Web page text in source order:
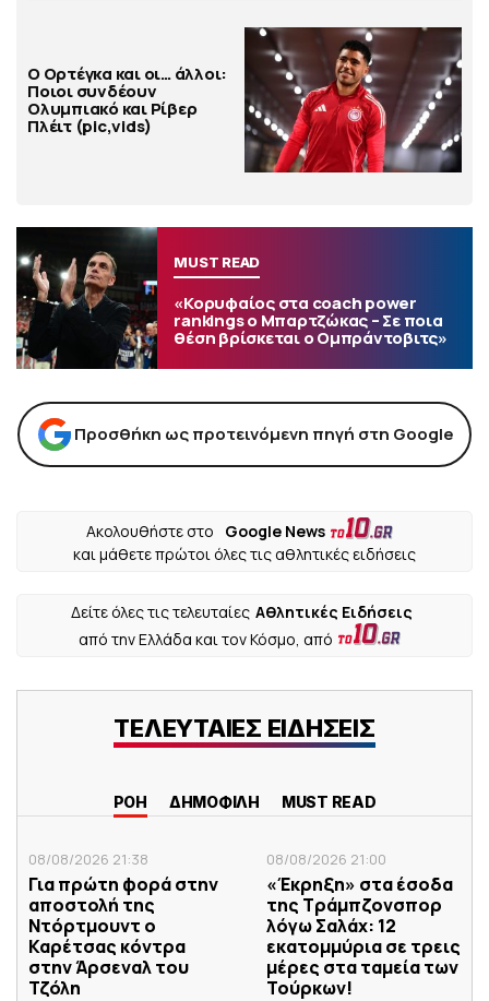
Ο Ορτέγκα και οι… άλλοι:
Ποιοι συνδέουν
Ολυμπιακό και Ρίβερ
Πλέιτ (pic,vids)
MUST READ
«Κορυφαίος στα coach power
rankings ο Μπαρτζώκας – Σε ποια
θέση βρίσκεται ο Ομπράντοβιτς»
Προσθήκη ως προτεινόμενη πηγή στη Google
Ακολουθήστε στο
Google News
και μάθετε πρώτοι όλες τις αθλητικές ειδήσεις
Δείτε όλες τις τελευταίες Αθλητικές Ειδήσεις
από την Ελλάδα και τον Κόσμο, από
ΤΕΛΕΥΤΑΙΕΣ ΕΙΔΗΣΕΙΣ
ΡΟΗ ΔΗΜΟΦΙΛΗ MUST READ
08/08/2026 21:38
Για πρώτη φορά στην
αποστολή της
Ντόρτμουντ ο
Καρέτσας κόντρα
στην Άρσεναλ του
Τζόλη
08/08/2026 21:00
«Έκρηξη» στα έσοδα
της Τράμπζονσπορ
λόγω Σαλάχ: 12
εκατομμύρια σε τρεις
μέρες στα ταμεία των
Τούρκων!